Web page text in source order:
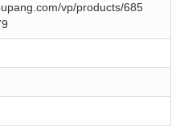
vp/products/685